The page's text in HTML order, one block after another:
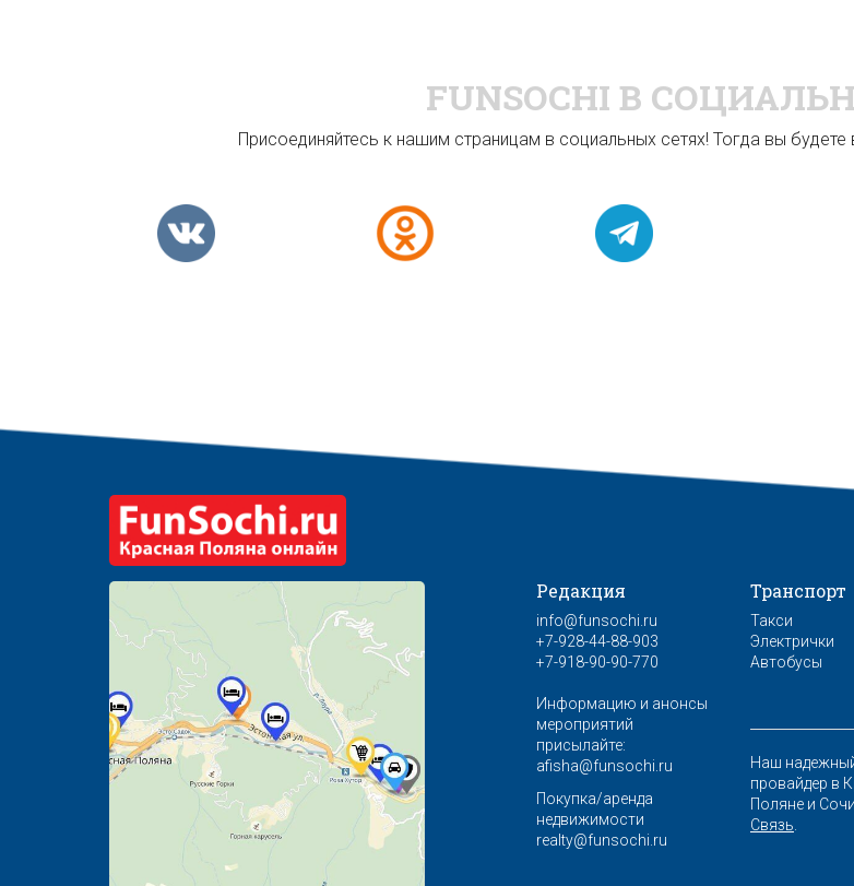
FUNSOCHI В
Присоединяйтесь к нашим страницам в социальных сетях! Тогда вы будете
Редакция
info@funsochi.ru
+7-928-44-88-903
+7-918-90-90-770
Информацию и анонсы
мероприятий
присылайте:
afisha@funsochi.ru
Покупка/аренда
недвижимости
realty@funsochi.ru
Транспорт
Такси
Электрички
Автобусы
Наш
провайдер в
Поляне и
Связь